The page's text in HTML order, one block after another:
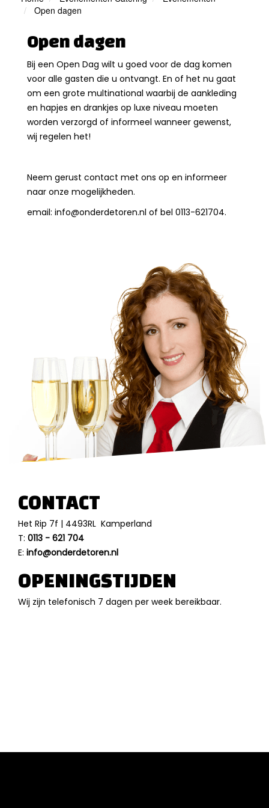
Open dagen
Open dagen
Bij een Open Dag wilt u goed voor de dag komen
voor alle gasten die u ontvangt. En of het nu gaat
om een grote multinational waarbij de aankleding
en hapjes en drankjes op luxe niveau moeten
worden verzorgd of informeel wanneer gewenst,
wij regelen het!
Neem gerust contact met ons op en informeer
naar onze mogelijkheden.
email: info@onderdetoren.nl of bel 0113-621704.
CONTACT
Het Rip 7f | 4493RL Kamperland
T: 0113 - 621 704
E: info@onderdetoren.nl
OPENINGSTIJDEN
Wij zijn telefonisch 7 dagen per week bereikbaar.